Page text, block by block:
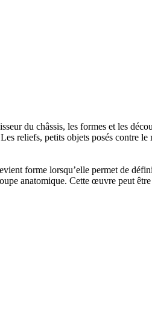
du châssis, les formes et les
reliefs, petits objets posés contre
forme lorsqu’elle permet de
anatomique. Cette œuvre peut